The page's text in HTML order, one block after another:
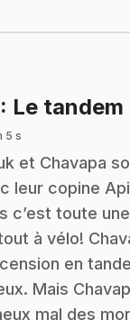
: Le tandem
5 s
et Chavapa
leur copine
c’est toute
à vélo!
en
Mais
mal des